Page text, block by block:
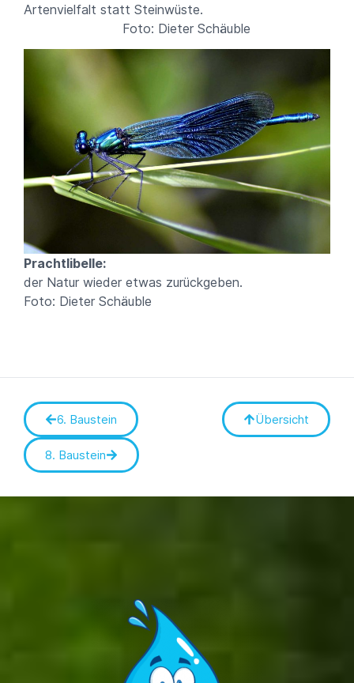
Artenvielfalt statt Steinwüste.
Foto: Dieter Schäuble
Prachtlibelle:
der Natur wieder etwas zurückgeben.
Foto: Dieter Schäuble
6. Baustein Übersicht
8. Baustein